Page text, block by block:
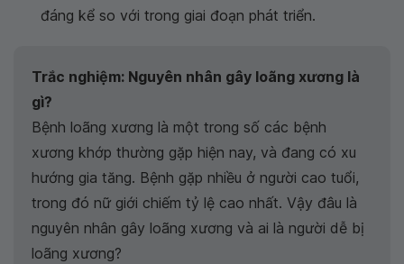
đáng kể so với trong giai đoạn phát triển.
Trắc nghiệm: Nguyên nhân gây loãng xương là
gì?
Bệnh loãng xương là một trong số các bệnh
xương khớp thường gặp hiện nay, và đang có xu
hướng gia tăng. Bệnh gặp nhiều ở người cao tuổi,
trong đó nữ giới chiếm tỷ lệ cao nhất. Vậy đâu là
nguyên nhân gây loãng xương và ai là người dễ bị
loãng xương?